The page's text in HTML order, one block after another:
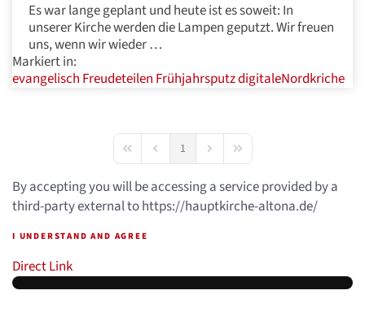
Es war lange geplant und heute ist es soweit: In
unserer Kirche werden die Lampen geputzt. Wir freuen
uns, wenn wir wieder …
Markiert in:
evangelisch Freudeteilen FrühjahrsputzdigitaleNordkriche
First PagePrevious Page
1 Next PageLast Page
By accepting you will be accessing a service provided by a
third-party external to https://hauptkirche-altona.de/
I UNDERSTAND AND AGREE
Direct Link